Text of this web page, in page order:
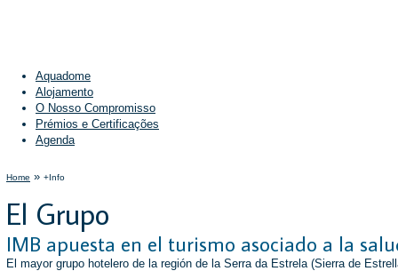
Aquadome
Alojamento
O Nosso Compromisso
Prémios e Certificações
Agenda
Home » +Info
El Grupo
IMB apuesta en el turismo asociado a la
El mayor grupo hotelero de la región de la Serra da Estrela (Sierra de